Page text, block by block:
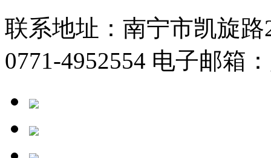
联系地址：南宁市凯旋
0771-4952554 电子邮箱